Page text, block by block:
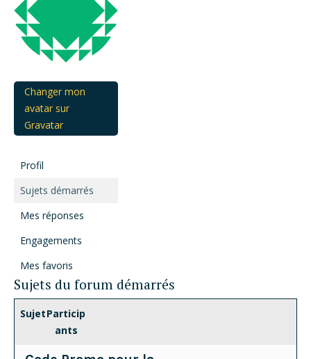
Changer mon
avatar sur
Gravatar
Profil
Sujets démarrés
Mes réponses
Engagements
Mes favoris
Sujets du forum démarrés
SujetParticip
ants